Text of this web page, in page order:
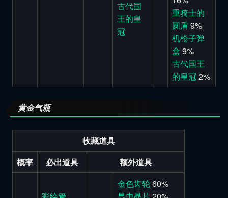
古代国
王的皇
冠
重骑士的
圆盾9%
机枪子弹
盒 9%
古代国王
的皇冠2%
黄金气瓶
收藏道具
概率
必出道具 额外道具
金色齿轮 60%